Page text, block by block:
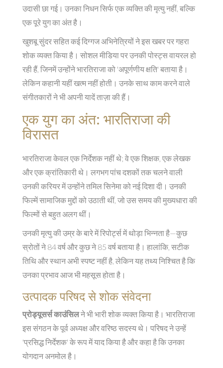
उदासी छा गई। उनका निधन सिर्फ एक व्यक्ति की मृत्यु नहीं, बल्कि
एक पूरे युग का अंत है।
खुशबू सुंदर सहित कई दिग्गज अभिनेत्रियों ने इस खबर पर गहरा
शोक व्यक्त किया है। सोशल मीडिया पर उनकी पोस्ट्स वायरल हो
रही हैं, जिनमें उन्होंने भारतिराजा को 'अपूर्णणीय क्षति' बताया है।
लेकिन कहानी यहीं खत्म नहीं होती। उनके साथ काम करने वाले
संगीतकारों ने भी अपनी यादें ताज़ा की हैं।
एक युग का अंत: भारतिराजा की
विरासत
भारतिराजा केवल एक निर्देशक नहीं थे; वे एक शिक्षक, एक लेखक
और एक क्रांतिकारी थे। लगभग पांच दशकों तक चलने वाली
उनकी करियर में उन्होंने तमिल सिनेमा को नई दिशा दी। उनकी
फिल्में सामाजिक मुद्दों को उठाती थीं, जो उस समय की मुख्यधारा की
फिल्मों से बहुत अलग थीं।
उनकी मृत्यु की उम्र के बारे में रिपोर्ट्स में थोड़ा भिन्नता है—कुछ
स्रोतों ने 84 वर्ष और कुछ ने 85 वर्ष बताया है। हालांकि, सटीक
तिथि और स्थान अभी स्पष्ट नहीं है, लेकिन यह तथ्य निश्चित है कि
उनका प्रभाव आज भी महसूस होता है।
उत्पादक परिषद से शोक संवेदना
प्रोड्यूसर्स काउंसिलने भी भारी शोक व्यक्त किया है। भारतिराजा
इस संगठन के पूर्व अध्यक्ष और वरिष्ठ सदस्य थे। परिषद ने उन्हें
'प्रसिद्ध निर्देशक' के रूप में याद किया है और कहा है कि उनका
योगदान अनमोल है।